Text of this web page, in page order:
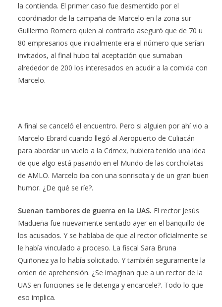
la contienda. El primer caso fue desmentido por el
coordinador de la campaña de Marcelo en la zona sur
Guillermo Romero quien al contrario aseguró que de 70 u
80 empresarios que inicialmente era el número que serían
invitados, al final hubo tal aceptación que sumaban
alrededor de 200 los interesados en acudir a la comida con
Marcelo.
A final se canceló el encuentro. Pero si alguien por ahí vio a
Marcelo Ebrard cuando llegó al Aeropuerto de Culiacán
para abordar un vuelo a la Cdmex, hubiera tenido una idea
de que algo está pasando en el Mundo de las corcholatas
de AMLO. Marcelo iba con una sonrisota y de un gran buen
humor. ¿De qué se ríe?.
Suenan tambores de guerra en la UAS. El rector Jesús
Madueña fue nuevamente sentado ayer en el banquillo de
los acusados. Y se hablaba de que al rector oficialmente se
le había vinculado a proceso. La fiscal Sara Bruna
Quiñonez ya lo había solicitado. Y también seguramente la
orden de aprehensión. ¿Se imaginan que a un rector de la
UAS en funciones se le detenga y encarcele?. Todo lo que
eso implica.